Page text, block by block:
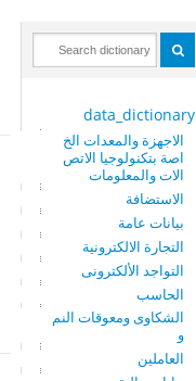
data_dictionary
الاجهزة والمعدات الخ
اصة بتكنولوجيا الاتص
الات والمعلومات
الاستضافة
بيانات عامة
التجارة الالكترونية
التواجد الألكترونى
الحاسب
الشكاوى ومعوقات النم
و
العاملين